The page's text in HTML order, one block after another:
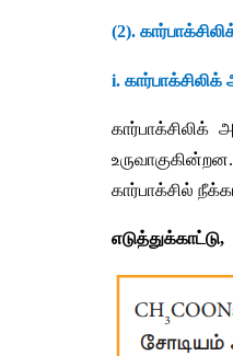
(2).
i. கார்பாக்சிலிக்
கார்பாக்சிலிக்
உருவாகுகின்றன
கார்பாக்சில்
எடுத்துக்காட்டு,